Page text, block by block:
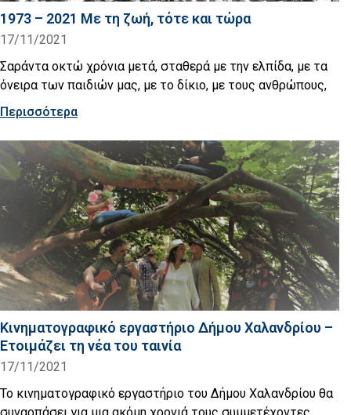
1973 – 2021 Με τη ζωή, τότε και τώρα
17/11/2021
Σαράντα οκτώ χρόνια μετά, σταθερά με την ελπίδα, με τα
όνειρα των παιδιών μας, με το δίκιο, με τους ανθρώπους,
Περισσότερα
Κινηματογραφικό εργαστήριο Δήμου Χαλανδρίου –
Ετοιμάζει τη νέα του ταινία
17/11/2021
Το κινηματογραφικό εργαστήριο του Δήμου Χαλανδρίου θα
συναρπάσει για μια ακόμη χρονιά τους συμμετέχοντες,